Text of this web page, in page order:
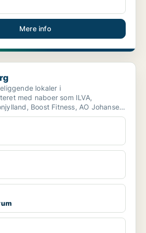
Mere info
lokaler i
med naboer som ILVA,
Boost Fitness, AO Johansen
anvendes ti...